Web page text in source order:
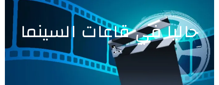
حاليا في قاعات السينما